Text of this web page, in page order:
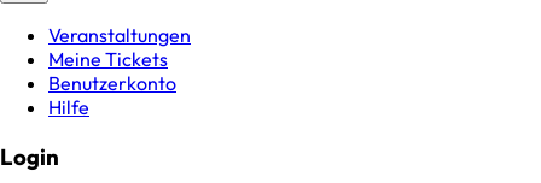
Veranstaltungen
Meine Tickets
Benutzerkonto
Hilfe
Login